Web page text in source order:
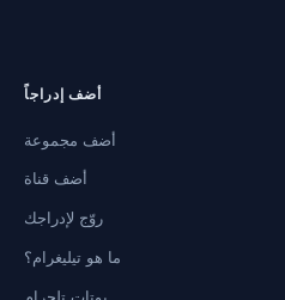
أضف إدراجاً
أضف مجموعة
أضف قناة
روّج لإدراجك
ما هو تيليغرام؟